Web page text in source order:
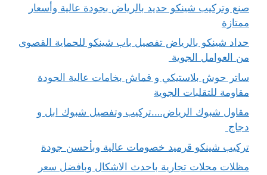
صنع وتركيب شينكو حديد بالرياض بجودة عالية وأسعار
ممتازة
حداد شينكو بالرياض تفصيل باب شينكو للحماية القصوى
من العوامل الجوية
ساتر حوش بلاستيكي و قماش بخامات عالية الجودة
مقاومة للتقلبات الجوية
مقاول شبوك الرياض….تركيب وتفصيل شبوك ابل و
دجاج
تركيب شينكو قرميد خصومات عالية وبأحسن جودة
مظلات محلات تجارية باحدث الاشكال وبافضل سعر